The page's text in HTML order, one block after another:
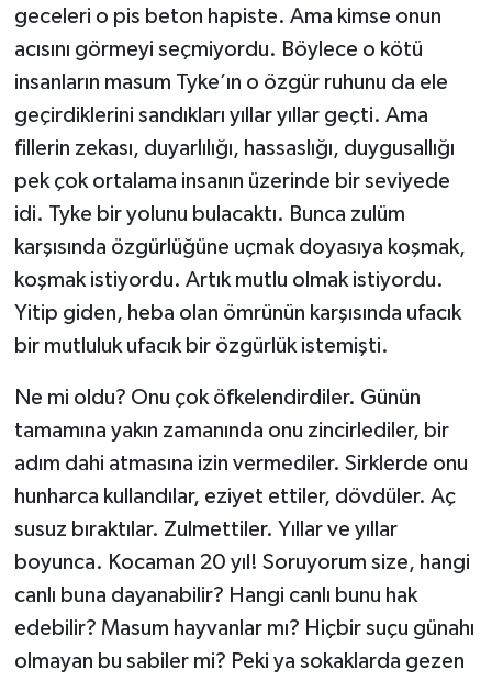
geceleri o pis beton hapiste. Ama kimse onun
acısını görmeyi seçmiyordu. Böylece o kötü
insanların masum Tyke’ın o özgür ruhunu da ele
geçirdiklerini sandıkları yıllar yıllar geçti. Ama
fillerin zekası, duyarlılığı, hassaslığı, duygusallığı
pek çok ortalama insanın üzerinde bir seviyede
idi. Tyke bir yolunu bulacaktı. Bunca zulüm
karşısında özgürlüğüne uçmak doyasıya koşmak,
koşmak istiyordu. Artık mutlu olmak istiyordu.
Yitip giden, heba olan ömrünün karşısında ufacık
bir mutluluk ufacık bir özgürlük istemişti.
Ne mi oldu? Onu çok öfkelendirdiler. Günün
tamamına yakın zamanında onu zincirlediler, bir
adım dahi atmasına izin vermediler. Sirklerde onu
hunharca kullandılar, eziyet ettiler, dövdüler. Aç
susuz bıraktılar. Zulmettiler. Yıllar ve yıllar
boyunca. Kocaman 20 yıl! Soruyorum size, hangi
canlı buna dayanabilir? Hangi canlı bunu hak
edebilir? Masum hayvanlar mı? Hiçbir suçu günahı
olmayan bu sabiler mi? Peki ya sokaklarda gezen